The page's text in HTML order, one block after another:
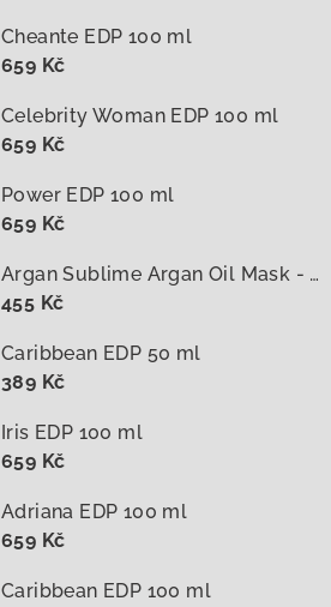
Cheante EDP 100 ml
659 Kč
Celebrity Woman EDP 100 ml
659 Kč
Power EDP 100 ml
659 Kč
Argan Sublime Argan Oil Mask - arganová maska na vlasy 1000 ml
455 Kč
Caribbean EDP 50 ml
389 Kč
Iris EDP 100 ml
659 Kč
Adriana EDP 100 ml
659 Kč
Caribbean EDP 100 ml